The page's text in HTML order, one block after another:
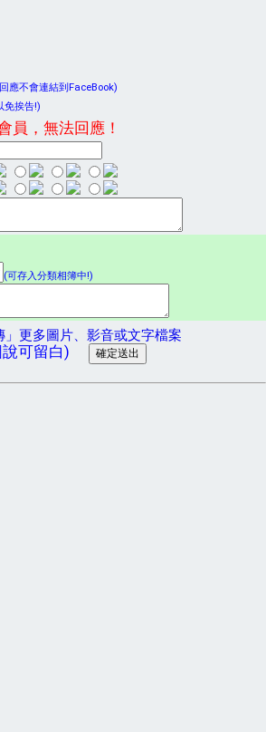
應不會連結到FaceBook)
免挨告!)
員，無法回應！
(可存入分類相簿中!)
」更多圖片、影音或文字檔案
可留白)